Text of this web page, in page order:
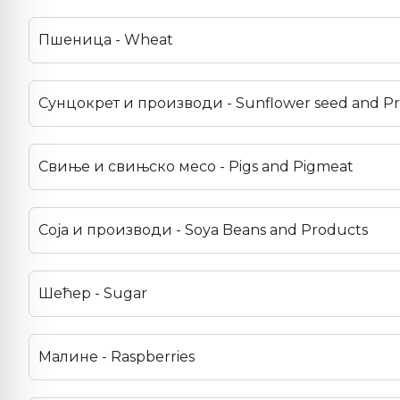
Пшеница - Wheat
Сунцокрет и производи - Sunflower seed and
Свиње и свињско месо - Pigs and Pigmeat
Соја и производи - Soya Beans and Products
Шећер - Sugar
Малине - Raspberries